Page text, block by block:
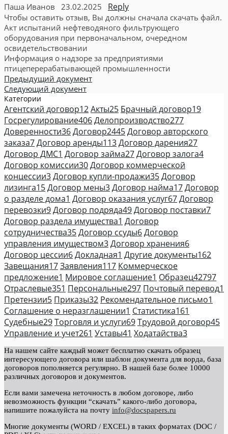
Паша Иванов 23.02.2025 Reply
Чтобы оставить отзыв, Вы должны сначала скачать файл.
Акт испытаний нефтеводяного фильтрующего
оборудования при первоначальном, очередном
освидетельствовании
Информация о надзоре за предприятиями
птицеперерабатывающей промышленности
Предыдущий документ
Следующий документ
Категории
Агентский договор12Акты25 Брачный договор19
Госрегулирование406Делопроизводство277
Доверенности36Договор2445Договор авторского
заказа7Договор аренды113Договор дарения27
Договор ДМС1 Договор займа27Договор залога4
Договор комиссии30Договор коммерческой
концессии3Договор купли-продажи35Договор
лизинга15Договор мены3Договор найма17Договор
о разделе дома1 Договор оказания услуг67Договор
перевозки9Договор подряда49Договор поставки7
Договор раздела имущества1 Договор
сотрудничества35Договор ссуды6Договор
управления имуществом3Договор хранения6
Договор цессии6Докладная1 Другие документы162
Завещания17Заявления117 Коммерческое
предложение1 Мировое соглашение1 Образец42797
Отраслевые351 Персональные297 Почтовый перевод1
Претензии5 Приказы32 Рекомендательное письмо1
Соглашение о неразглашении1 Статистика161
Судебные29Торговля и услуги69Трудовой договор45
Управление и учет261 Уставы41 Ходатайства3
На нашем сайте каждый может бесплатно скачать образец
интересующего договора или шаблон документа для ворда, база
договоров пополняется регулярно. В нашей базе более 10000
различных договоров и документов.
Если вами замечена неточность в любом договоре, либо
невозможность функции “скачать” какого-либо договора,
напишите пожалуйста на почту info@docspapers.ru
Многие документы (WORD / EXCEL) в таких форматах (DOC /